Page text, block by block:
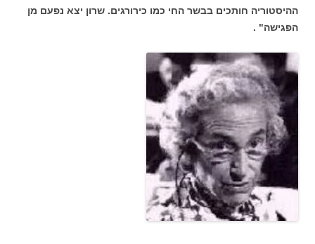
ההיסטוריה חותכים בבשר החי כמו כירורגים. שרון יצא נפעם מן
הפגישה" .